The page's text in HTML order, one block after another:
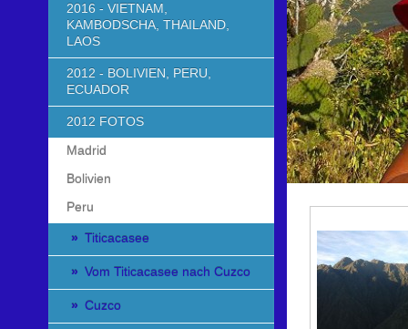
2016 - VIETNAM,
KAMBODSCHA, THAILAND,
LAOS
2012 - BOLIVIEN, PERU,
ECUADOR
2012 FOTOS
Madrid
Bolivien
Peru
Titicacasee
Vom Titicacasee nach Cuzco
Cuzco